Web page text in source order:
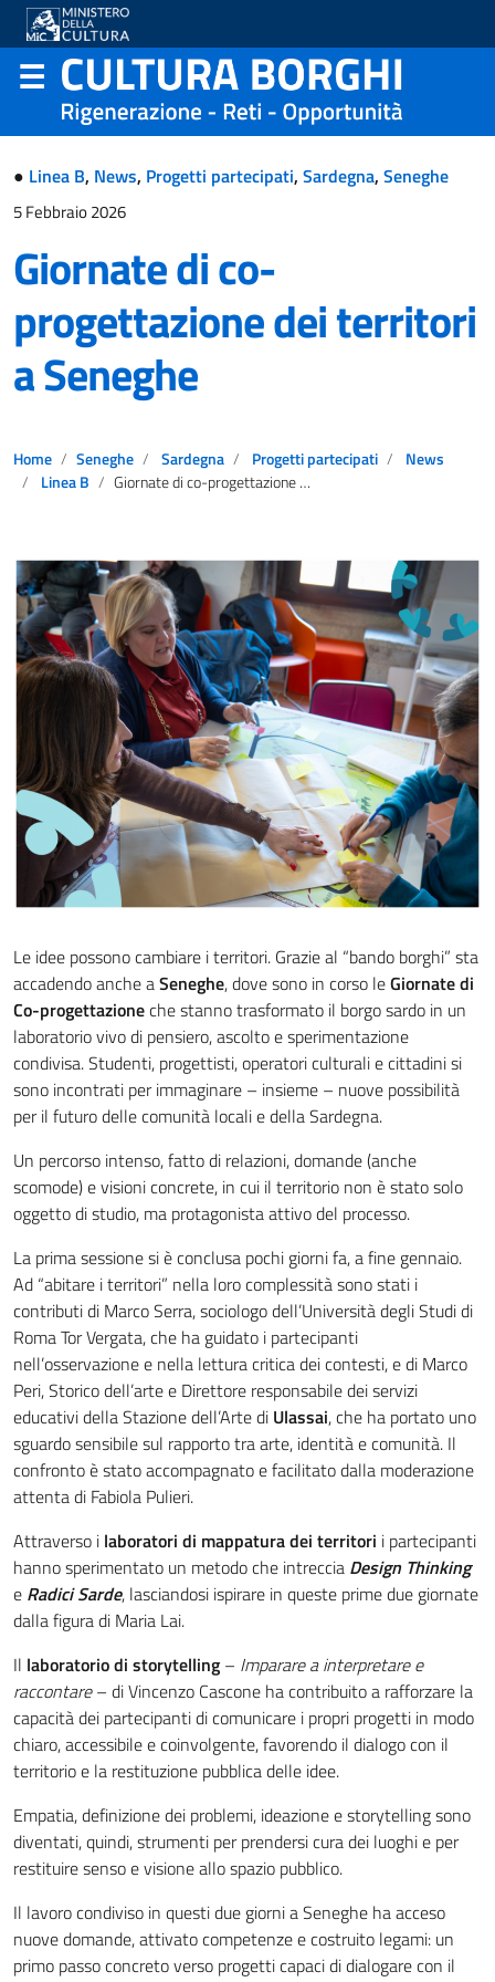
● Linea B, News, Progetti partecipati, Sardegna, Seneghe
5 Febbraio 2026
Giornate di co-
progettazione dei territori
a Seneghe
Home Seneghe Sardegna Progetti partecipati
News
Linea B
Giornate di co-progettazione dei territori a Seneghe
Le idee possono cambiare i territori. Grazie al “bando borghi” sta
accadendo anche aSeneghe, dove sono in corso leGiornate di
Co-progettazioneche stanno trasformato il borgo sardo in un
laboratorio vivo di pensiero, ascolto e sperimentazione
condivisa. Studenti, progettisti, operatori culturali e cittadini si
sono incontrati per immaginare – insieme – nuove possibilità
per il futuro delle comunità locali e della Sardegna.
Un percorso intenso, fatto di relazioni, domande (anche
scomode) e visioni concrete, in cui il territorio non è stato solo
oggetto di studio, ma protagonista attivo del processo.
La prima sessione si è conclusa pochi giorni fa, a fine gennaio.
Ad “abitare i territori” nella loro complessità sono stati i
contributi di Marco Serra, sociologo dell’Università degli Studi di
Roma Tor Vergata, che ha guidato i partecipanti
nell’osservazione e nella lettura critica dei contesti, e di Marco
Peri, Storico dell’arte e Direttore responsabile dei servizi
educativi della Stazione dell’Arte di Ulassai, che ha portato uno
sguardo sensibile sul rapporto tra arte, identità e comunità. Il
confronto è stato accompagnato e facilitato dalla moderazione
attenta di Fabiola Pulieri.
Attraverso i laboratori di mappatura dei territori i partecipanti
hanno sperimentato un metodo che intreccia Design Thinking
e Radici Sarde, lasciandosi ispirare in queste prime due giornate
dalla figura di Maria Lai.
Il laboratorio di storytelling – Imparare a interpretare e
raccontare– di Vincenzo Cascone ha contribuito a rafforzare la
capacità dei partecipanti di comunicare i propri progetti in modo
chiaro, accessibile e coinvolgente, favorendo il dialogo con il
territorio e la restituzione pubblica delle idee.
Empatia, definizione dei problemi, ideazione e storytelling sono
diventati, quindi, strumenti per prendersi cura dei luoghi e per
restituire senso e visione allo spazio pubblico.
Il lavoro condiviso in questi due giorni a Seneghe ha acceso
nuove domande, attivato competenze e costruito legami: un
primo passo concreto verso progetti capaci di dialogare con il